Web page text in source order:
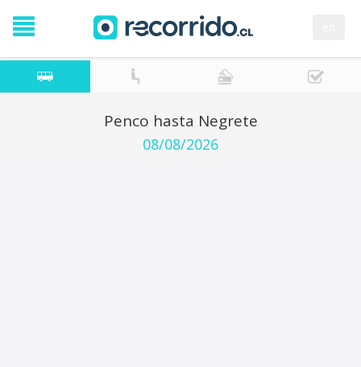
Penco hasta Negrete
08/08/2026